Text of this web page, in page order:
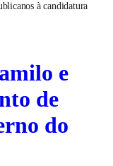
à candidatura
e
de
do